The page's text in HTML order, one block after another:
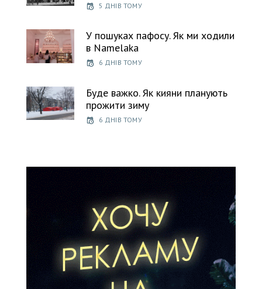
5 ДНІВ ТОМУ
У пошуках пафосу. Як ми ходили
в Namelaka
6 ДНІВ ТОМУ
Буде важко. Як кияни планують
прожити зиму
6 ДНІВ ТОМУ